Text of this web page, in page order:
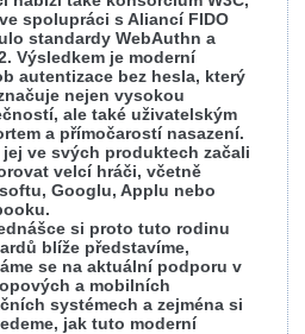
spolupráci s Aliancí FIDO
standardy WebAuthn a
Výsledkem je moderní
autentizace bez hesla, který
nejen vysokou
ale také uživatelským
a přímočarostí nasazení.
jej ve svých produktech začali
velcí hráči, včetně
Googlu, Applu nebo
si proto tuto rodinu
blíže představíme,
se na aktuální podporu v
a mobilních
systémech a zejména si
jak tuto moderní